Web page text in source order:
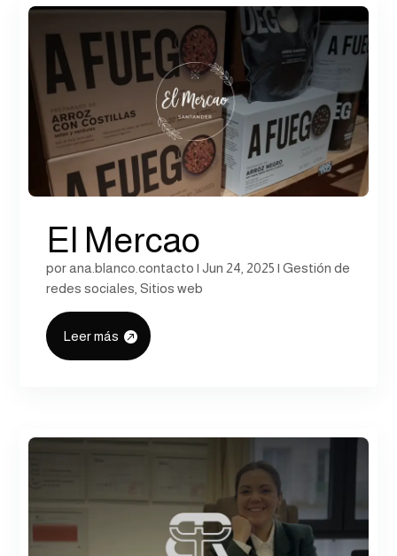
El Mercao
porana.blanco.contacto |Jun 24, 2025 |Gestión de
redes sociales ,Sitios web
Leer más